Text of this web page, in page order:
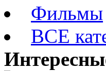
Фильмы
ВСЕ